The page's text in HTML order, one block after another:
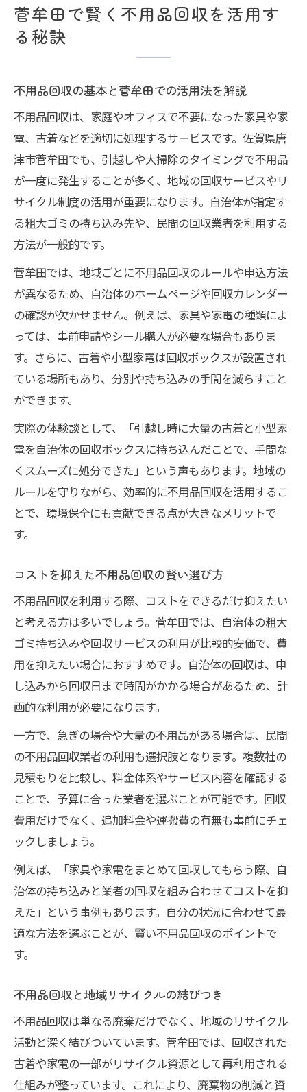
持ち込みと回収のどちらが便利か比較検討
古着回収ボックスの便利な使い方と注意点
い方
古着回収ボックス利用時の注意点とマナー
古着を不用品回収へ出す際の分別ポイント
唐津市の古着回収ボックス最新情報まとめ
回収ボックスでの不用品回収が支持される
理由
不用品回収と健康管理を両立するポイント
安心して不用品回収を依頼するための知識
ワクチン接種後の不用品処分で気をつける
点
不用品回収に役立つ最新ワクチン情報の活
用術
無料で始める不用品回収と寄付の方法とは
無料の不用品回収サービスを活用するコツ
不用品回収と寄付を同時に叶える方法
古着を無料で寄付できる施設の選び方
不用品回収と寄付で地域に貢献する方法
菅牟田で持続可能なリサイクル活動を始めよう
方
持続可能なリサイクル活動の実践ポイント
不用品回収で地域環境を守る新習慣とは
古着や家電も対象の不用品回収を活用する
リサイクル活動に役立つ不用品回収の仕組
み
地域環境を守る不用品回収の正しい手順まとめ
不用品回収で地域環境を守る正しい方法
回収前の分別が不用品回収で重要な理由
古着回収ボックス利用時の手順と注意点
不用品回収サービスを利用する際の流れ
持ち込み回収時に気をつけたいポイント
菅牟田で賢く不用品回収を活用す
る秘訣
不用品回収の基本と菅牟田での活用法を解説
不用品回収は、家庭やオフィスで不要になった家具や家
電、古着などを適切に処理するサービスです。佐賀県唐
津市菅牟田でも、引越しや大掃除のタイミングで不用品
が一度に発生することが多く、地域の回収サービスやリ
サイクル制度の活用が重要になります。自治体が指定す
る粗大ゴミの持ち込み先や、民間の回収業者を利用する
方法が一般的です。
菅牟田では、地域ごとに不用品回収のルールや申込方法
が異なるため、自治体のホームページや回収カレンダー
の確認が欠かせません。例えば、家具や家電の種類によ
っては、事前申請やシール購入が必要な場合もありま
す。さらに、古着や小型家電は回収ボックスが設置され
ている場所もあり、分別や持ち込みの手間を減らすこと
ができます。
実際の体験談として、「引越し時に大量の古着と小型家
電を自治体の回収ボックスに持ち込んだことで、手間な
くスムーズに処分できた」という声もあります。地域の
ルールを守りながら、効率的に不用品回収を活用するこ
とで、環境保全にも貢献できる点が大きなメリットで
す。
コストを抑えた不用品回収の賢い選び方
不用品回収を利用する際、コストをできるだけ抑えたい
と考える方は多いでしょう。菅牟田では、自治体の粗大
ゴミ持ち込みや回収サービスの利用が比較的安価で、費
用を抑えたい場合におすすめです。自治体の回収は、申
し込みから回収日まで時間がかかる場合があるため、計
画的な利用が必要になります。
一方で、急ぎの場合や大量の不用品がある場合は、民間
の不用品回収業者の利用も選択肢となります。複数社の
見積もりを比較し、料金体系やサービス内容を確認する
ことで、予算に合った業者を選ぶことが可能です。回収
費用だけでなく、追加料金や運搬費の有無も事前にチェ
ックしましょう。
例えば、「家具や家電をまとめて回収してもらう際、自
治体の持ち込みと業者の回収を組み合わせてコストを抑
えた」という事例もあります。自分の状況に合わせて最
適な方法を選ぶことが、賢い不用品回収のポイントで
す。
不用品回収と地域リサイクルの結びつき
不用品回収は単なる廃棄だけでなく、地域のリサイクル
活動と深く結びついています。菅牟田では、回収された
古着や家電の一部がリサイクル資源として再利用される
仕組みが整っています。これにより、廃棄物の削減と資